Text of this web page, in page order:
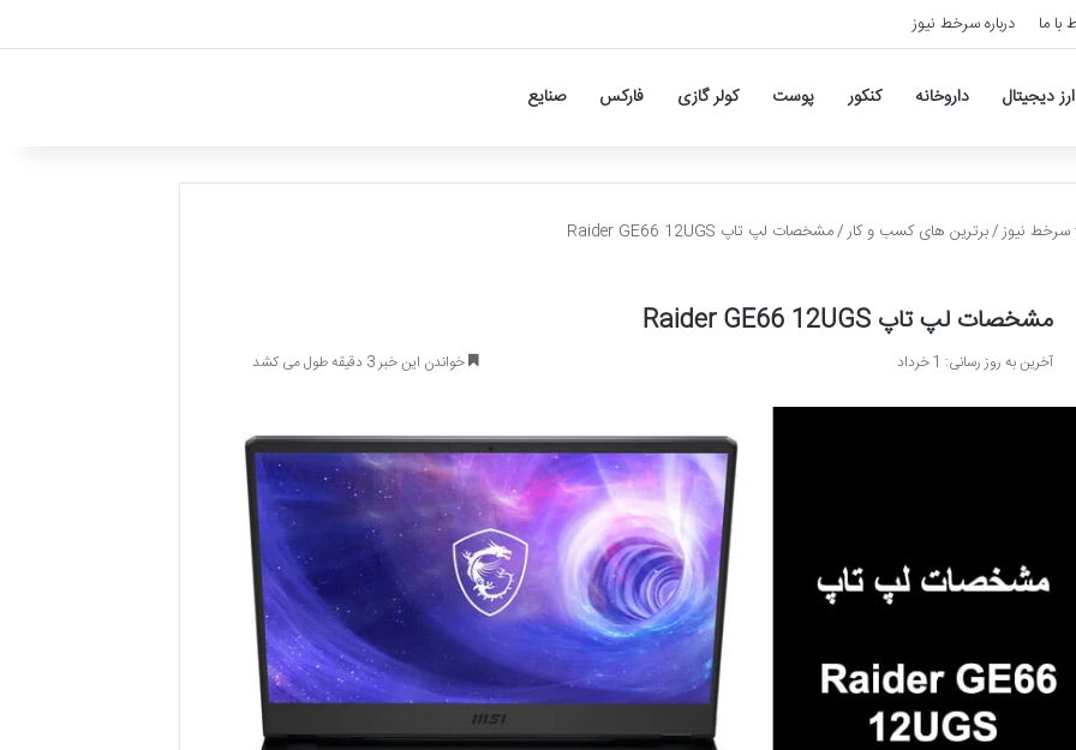
با ما درباره سرخط نیوز
ارز دیجیتال داروخانه کنکور پوست کولر گازی فارکس صنایع
سرخط نیوز/برترین های کسب و کار/مشخصات لپ تاپ Raider GE66 12UGS
مشخصات لپ تاپ Raider GE66 12UGS
آخرین به روز رسانی: 1 خرداد خواندن این خبر 3 دقیقه طول می کشد